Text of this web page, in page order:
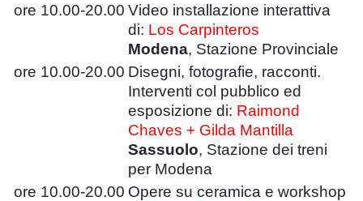
ore 10.00-20.00 Video installazione interattiva
di: Los Carpinteros
Modena, Stazione Provinciale
ore 10.00-20.00 Disegni, fotografie, racconti.
Interventi col pubblico ed
esposizione di: Raimond
Chaves + Gilda Mantilla
Sassuolo, Stazione dei treni
per Modena
ore 10.00-20.00 Opere su ceramica e workshop